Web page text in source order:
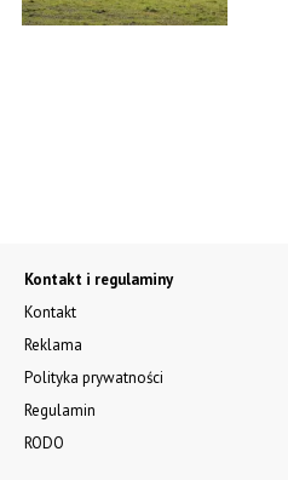
Kontakt i regulaminy
Kontakt
Reklama
Polityka prywatności
Regulamin
RODO